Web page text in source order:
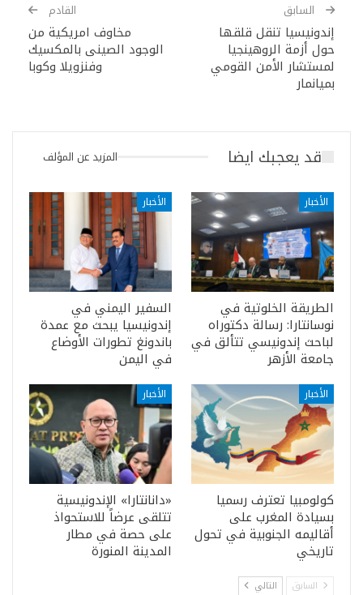
السابق
إندونيسيا تنقل قلقها
حول أزمة الروهينجيا
لمستشار الأمن القومي
بميانمار
القادم
مخاوف امريكية من
الوجود الصينى بالمكسيك
وفنزويلا وكوبا
قد يعجبك ايضا المزيد عن المؤلف
الأخبار
الطريقة الخلوتية في
نوسانتارا: رسالة دكتوراه
لباحث إندونيسي تتألق في
جامعة الأزهر
الأخبار
السفير اليمني في
إندونيسيا يبحث مع عمدة
باندونغ تطورات الأوضاع
في اليمن
الأخبار
كولومبيا تعترف رسميا
بسيادة المغرب على
أقاليمه الجنوبية في تحول
تاريخي
الأخبار
«دانانتارا» الإندونيسية
تتلقى عرضاً للاستحواذ
على حصة في مطار
المدينة المنورة
السابق التالي